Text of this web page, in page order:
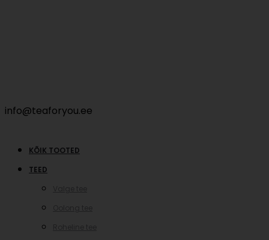
info@teaforyou.ee
KÕIK TOOTED
TEED